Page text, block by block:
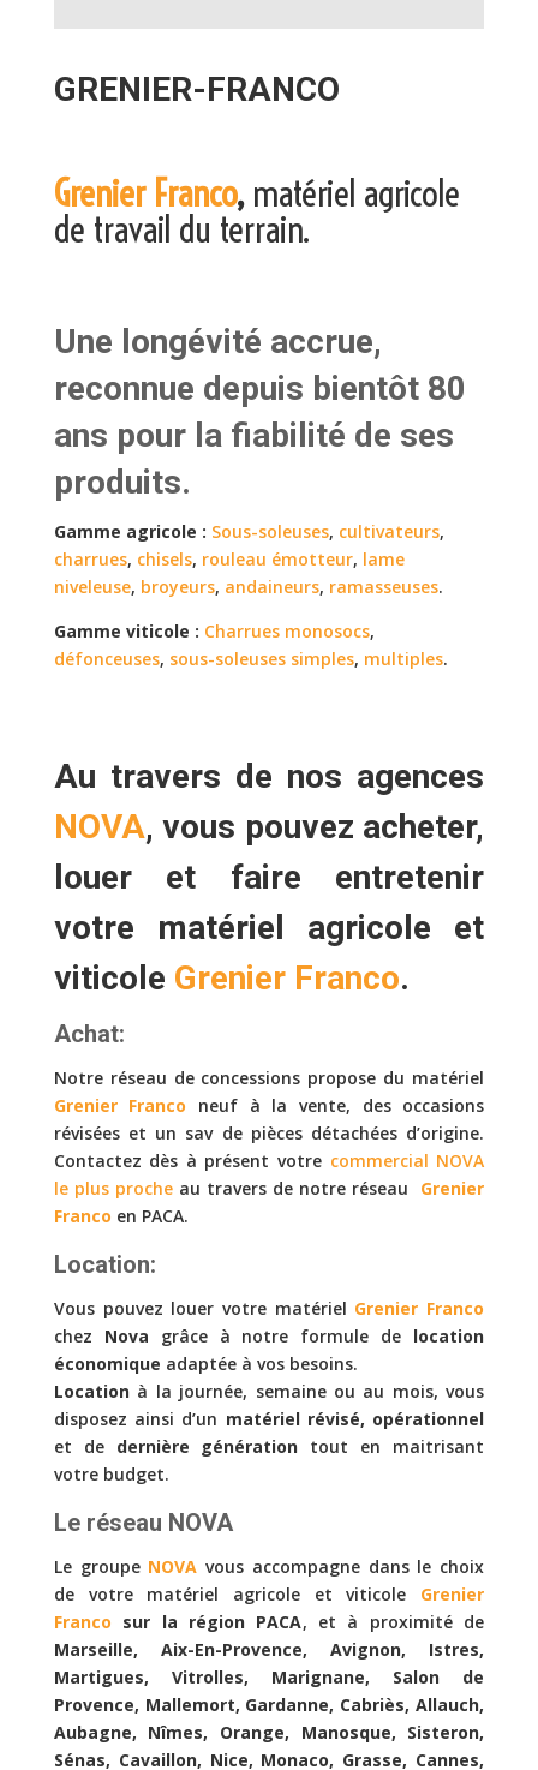
GRENIER-FRANCO
Grenier Franco,matériel agricole
de travail du terrain.
Une longévité accrue,
reconnue depuis bientôt 80
ans pour la fiabilité de ses
produits.
Gamme agricole : Sous-soleuses, cultivateurs,
charrues, chisels, rouleau émotteur, lame
niveleuse, broyeurs, andaineurs, ramasseuses.
Gamme viticole : Charrues monosocs,
défonceuses, sous-soleuses simples, multiples.
Au travers de nos agences
NOVA, vous pouvez acheter,
loueret faire entretenir
votre matériel agricole et
viticole Grenier Franco.
Achat:
Notre réseau de concessions propose du matériel
Grenier Franco neuf à la vente, des occasions
révisées et un sav de pièces détachées d’origine.
Contactez dès à présent votre commercial NOVA
le plus procheau travers de notre réseau Grenier
Franco en PACA.
Location:
Vous pouvez louer votre matériel Grenier Franco
chez Nova grâce à notre formule de location
économique adaptée à vos besoins.
Location à la journée, semaine ou au mois, vous
disposez ainsi d’un matériel révisé, opérationnel
et de dernière génération tout en maitrisant
votre budget.
Le réseau NOVA
Le groupe NOVA vous accompagne dans le choix
de votre matériel agricole et viticole Grenier
Franco sur la région PACA, et à proximité de
Marseille, Aix-En-Provence, Avignon, Istres,
Martigues, Vitrolles, Marignane, Salon de
Provence, Mallemort, Gardanne, Cabriès, Allauch,
Aubagne, Nîmes, Orange, Manosque, Sisteron,
Sénas, Cavaillon, Nice, Monaco, Grasse, Cannes,